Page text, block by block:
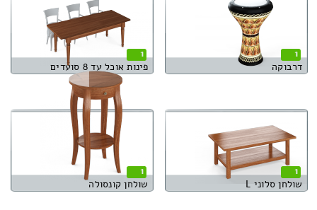
1
דרבוקה
1
פינות אוכל עד 8 סועדים
1
שולחן סלוני L
1
שולחן קונסולה